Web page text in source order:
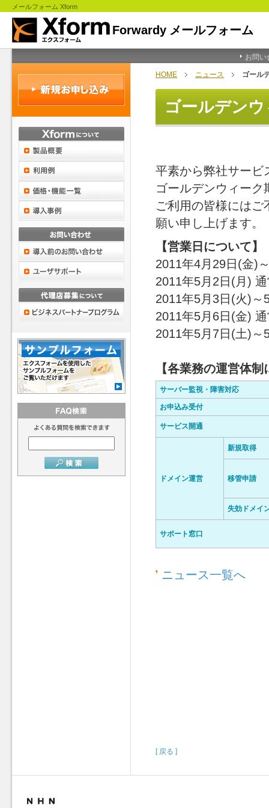
メールフォーム Xform
お問い
HOME ニュース ゴール
ゴールデン
平素から弊社サービ
ゴールデンウィー
ご利用の皆様には
願い申し上げます。
【営業日について】
2011年4月29日(金)
2011年5月2日(月)
2011年5月3日(火)～
2011年5月6日(金)
2011年5月7日(土)～
【各業務の運営体
サーバー監視・障害対応
お申込み受付
サービス開通
ドメイン運営
新規取得
移管申請
失効ドメイ
サポート窓口
ニュース一覧へ
[ 戻る ]